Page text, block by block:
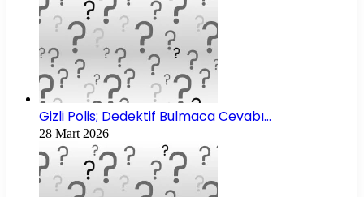
Gizli Polis; Dedektif Bulmaca Cevabı…
28 Mart 2026